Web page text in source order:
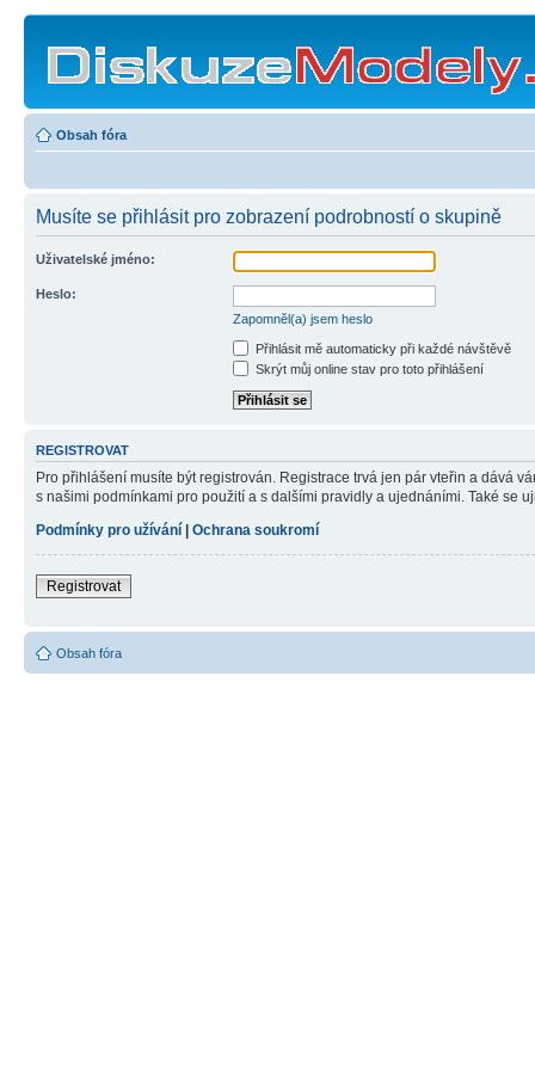
Obsah fóra
Musíte se přihlásit pro zobrazení podrobností o skupině
Uživatelské jméno:
Heslo:
Zapomněl(a) jsem heslo
Přihlásit mě automaticky při každé návštěvě
Skrýt můj online stav pro toto přihlášení
REGISTROVAT
Pro přihlášení musíte být registrován. Registrace trvá jen pár vteřin a dává
s našimi podmínkami pro použití a s dalšími pravidly a ujednáními. Také se
Podmínky pro užívání
Ochrana soukromí
Registrovat
Obsah fóra